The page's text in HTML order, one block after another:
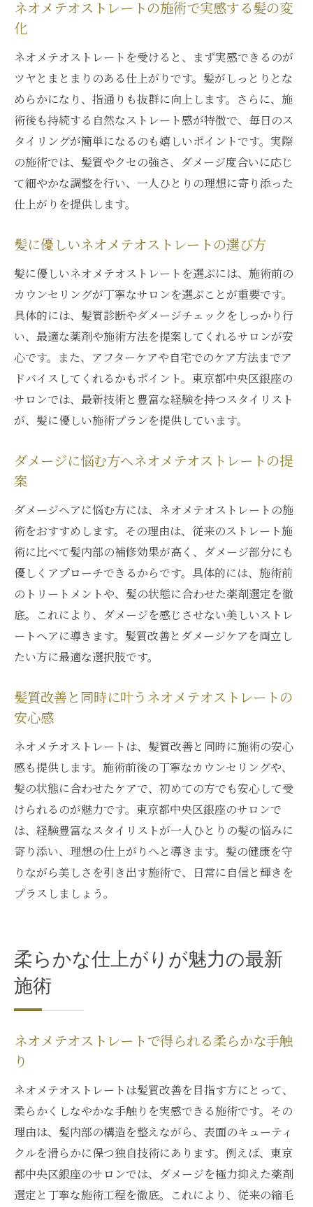
ネオメテオストレートの施術で実感する髪の変
化
ネオメテオストレートを受けると、まず実感できるのが
ツヤとまとまりのある仕上がりです。髪がしっとりとな
めらかになり、指通りも抜群に向上します。さらに、施
術後も持続する自然なストレート感が特徴で、毎日のス
タイリングが簡単になるのも嬉しいポイントです。実際
の施術では、髪質やクセの強さ、ダメージ度合いに応じ
て細やかな調整を行い、一人ひとりの理想に寄り添った
仕上がりを提供します。
髪に優しいネオメテオストレートの選び方
髪に優しいネオメテオストレートを選ぶには、施術前の
カウンセリングが丁寧なサロンを選ぶことが重要です。
具体的には、髪質診断やダメージチェックをしっかり行
い、最適な薬剤や施術方法を提案してくれるサロンが安
心です。また、アフターケアや自宅でのケア方法までア
ドバイスしてくれるかもポイント。東京都中央区銀座の
サロンでは、最新技術と豊富な経験を持つスタイリスト
が、髪に優しい施術プランを提供しています。
ダメージに悩む方へネオメテオストレートの提
案
ダメージヘアに悩む方には、ネオメテオストレートの施
術をおすすめします。その理由は、従来のストレート施
術に比べて髪内部の補修効果が高く、ダメージ部分にも
優しくアプローチできるからです。具体的には、施術前
のトリートメントや、髪の状態に合わせた薬剤選定を徹
底。これにより、ダメージを感じさせない美しいストレ
ートヘアに導きます。髪質改善とダメージケアを両立し
たい方に最適な選択肢です。
髪質改善と同時に叶うネオメテオストレートの
安心感
ネオメテオストレートは、髪質改善と同時に施術の安心
感も提供します。施術前後の丁寧なカウンセリングや、
髪の状態に合わせたケアで、初めての方でも安心して受
けられるのが魅力です。東京都中央区銀座のサロンで
は、経験豊富なスタイリストが一人ひとりの髪の悩みに
寄り添い、理想の仕上がりへと導きます。髪の健康を守
りながら美しさを引き出す施術で、日常に自信と輝きを
プラスしましょう。
柔らかな仕上がりが魅力の最新
施術
ネオメテオストレートで得られる柔らかな手触
り
ネオメテオストレートは髪質改善を目指す方にとって、
柔らかくしなやかな手触りを実感できる施術です。その
理由は、髪内部の構造を整えながら、表面のキューティ
クルを滑らかに保つ独自技術にあります。例えば、東京
都中央区銀座のサロンでは、ダメージを極力抑えた薬剤
選定と丁寧な施術工程を徹底。これにより、従来の縮毛